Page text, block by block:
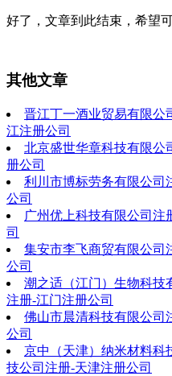
好了，文章到此结束，希望
其他文章
晋江丁一酒业贸易有限公
江注册公司
北京盛世华章科技有限公
册公司
利川市博标劳务有限公司
公司
广州优上科技有限公司注
司
集安市李飞商贸有限公司
公司
潮之适（江门）生物科技
注册-江门注册公司
佛山市晨清科技有限公司
公司
京中（天津）纳米材料科
技公司注册-天津注册公司